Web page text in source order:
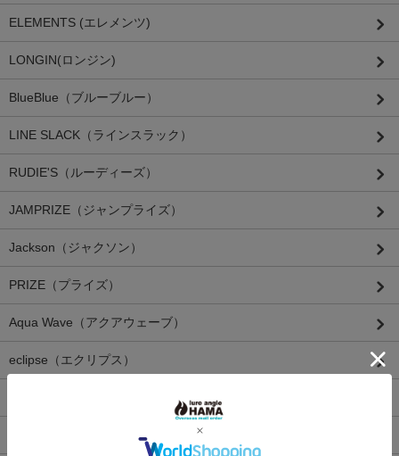
ELEMENTS (エレメンツ)
LONGIN(ロンジン)
BlueBlue（ブルーブルー）
LINE SLACK（ラインスラック）
RUDIE'S（ルーディーズ）
JAMPRIZE（ジャンプライズ）
Jackson（ジャクソン）
PRIZE（プライズ）
Aqua Wave（アクアウェーブ）
eclipse（エクリプス）
SAWAMURA（サワムラ）